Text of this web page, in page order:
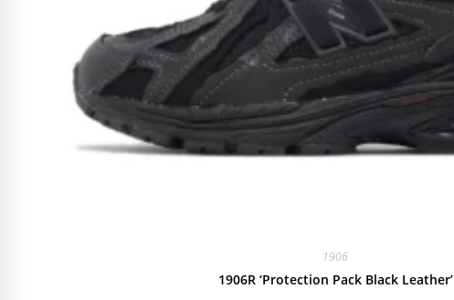
1906
1906R ‘Protection Pack Black Leather’